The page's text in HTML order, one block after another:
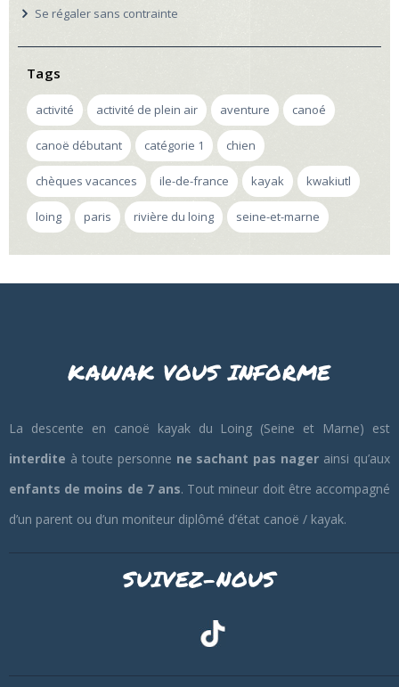
Se régaler sans contrainte
Tags
activité activité de plein air aventure canoé
canoë débutant catégorie 1 chien
chèques vacances ile-de-france kayak kwakiutl
loing paris rivière du loing seine-et-marne
KAWAK VOUS INFORME
La descente en canoë kayak du Loing (Seine et Marne) est
interdite à toute personne ne sachant pas nager ainsi qu’aux
enfants de moins de 7 ans. Tout mineur doit être accompagné
d’un parent ou d’un moniteur diplômé d’état canoë / kayak.
SUIVEZ-NOUS